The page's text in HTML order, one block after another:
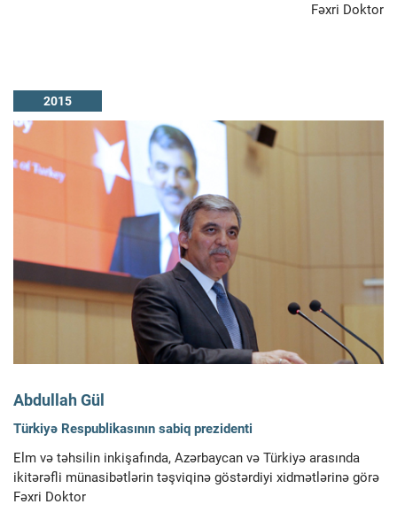
Fəxri Doktor
2015
Abdullah Gül
Türkiyə Respublikasının sabiq prezidenti
Elm və təhsilin inkişafında, Azərbaycan və Türkiyə arasında
ikitərəfli münasibətlərin təşviqinə göstərdiyi xidmətlərinə görə
Fəxri Doktor